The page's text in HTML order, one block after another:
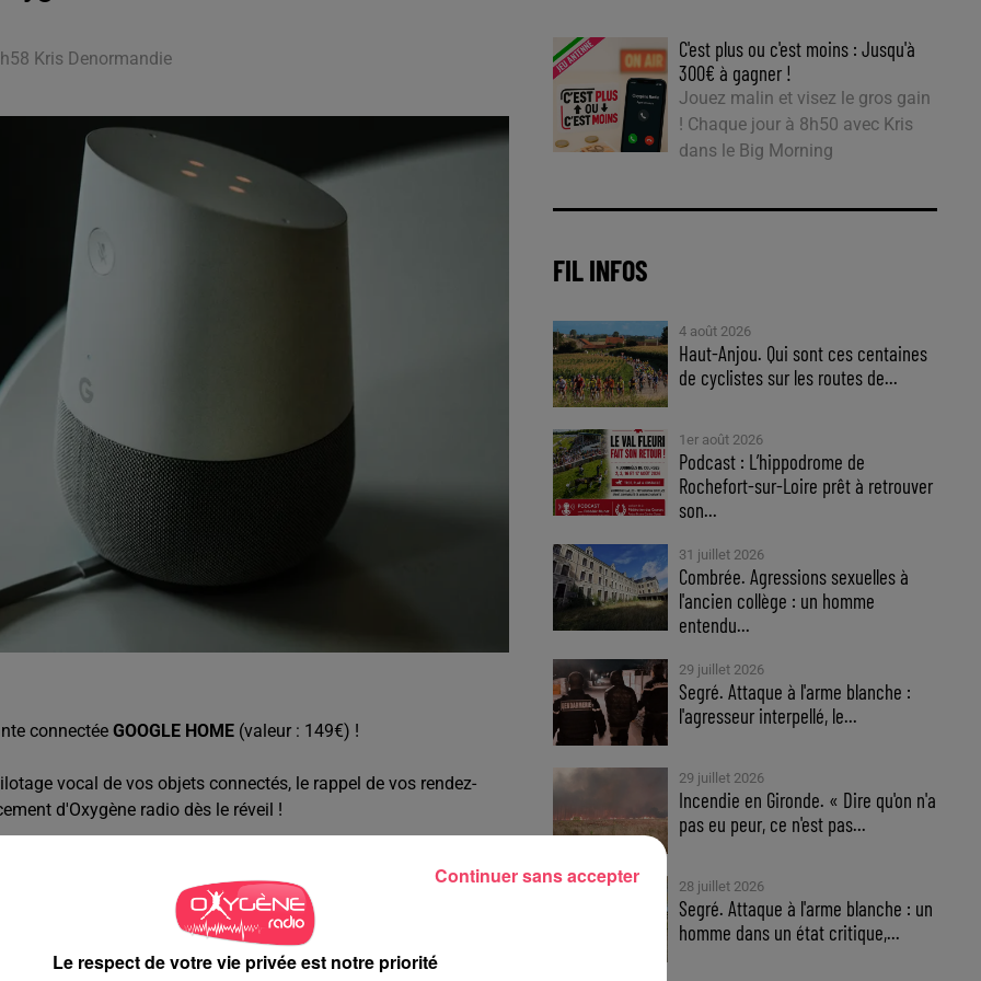
Kris Denormandie
connectée GOOGLE HOME (valeur : 149€) !
vocal de vos objets connectés, le rappel de vos rendez-
d'Oxygène radio dès le réveil !
jeux en même temps)
C'est plus ou c'est moins : Jusqu'à
300€ à gagner !
Jouez malin et visez le gros gain
! Chaque jour à 8h50 avec Kris
dans le Big Morning
FIL INFOS
4 août 2026
Haut-Anjou. Qui sont ces centaines
de cyclistes sur les routes de...
1er août 2026
Podcast : L’hippodrome de
Rochefort-sur-Loire prêt à retrouver
son...
31 juillet 2026
Combrée. Agressions sexuelles à
l'ancien collège : un homme
entendu...
29 juillet 2026
Segré. Attaque à l'arme blanche :
l'agresseur interpellé, le...
29 juillet 2026
Incendie en Gironde. « Dire qu'on n'a
pas eu peur, ce n'est pas...
28 juillet 2026
Segré. Attaque à l'arme blanche : un
homme dans un état critique,...
Le respect de votre vie privée est notre priorité
Continuer sans accepter